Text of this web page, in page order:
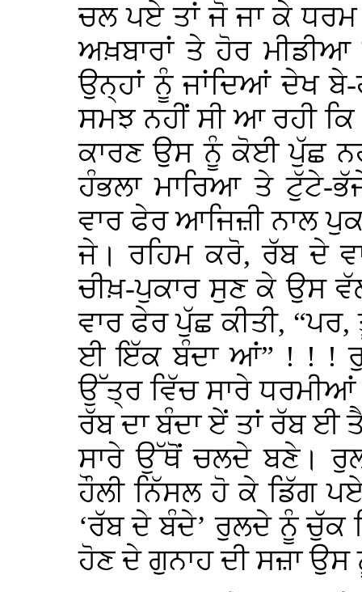
ਚਲ ਪਏ ਤਾਂ ਜੋ ਜਾ ਕੇ ਧਰਮ
ਅਖ਼ਬਾਰਾਂ ਤੇ ਹੋਰ ਮੀਡੀਆ
ਉਨ੍ਹਾਂ ਨੂੰ ਜਾਂਦਿਆਂ ਦੇਖ
ਸਮਝ ਨਹੀਂ ਸੀ ਆ ਰਹੀ
ਕਾਰਣ ਉਸ ਨੂੰ ਕੋਈ ਪੁੱਛ
ਹੰਭਲਾ ਮਾਰਿਆ ਤੇ ਟੁੱਟੇ-
ਵਾਰ ਫੇਰ ਆਜਿਜ਼ੀ ਨਾਲ
ਜੇ। ਰਹਿਮ ਕਰੋ, ਰੱਬ ਦੇ
ਚੀਖ਼-ਪੁਕਾਰ ਸੁਣ ਕੇ ਉਸ
ਵਾਰ ਫੇਰ ਪੁੱਛ ਕੀਤੀ, “ਪਰ,
ਈ ਇੱਕ ਬੰਦਾ ਆਂ” ! ! !
ਉੱਤ੍ਰ ਵਿੱਚ ਸਾਰੇ ਧਰਮੀਆਂ
ਰੱਬ ਦਾ ਬੰਦਾ ਏਂ ਤਾਂ ਰੱਬ
ਸਾਰੇ ਉੱਥੋਂ ਚਲਦੇ ਬਣੇ।
ਹੌਲੀ ਨਿੱਸਲ ਹੋ ਕੇ ਡਿੱਗ
‘ਰੱਬ ਦੇ ਬੰਦੇ’ ਰੁਲਦੇ ਨੂੰ ਚੁੱਕ
ਹੋਣ ਦੇ ਗੁਨਾਹ ਦੀ ਸਜ਼ਾ